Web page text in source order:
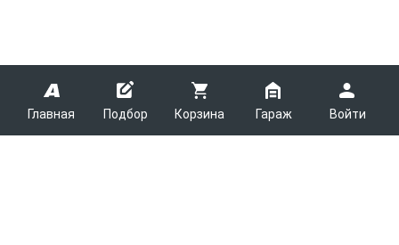
Главная Подбор Корзина Гараж Войти